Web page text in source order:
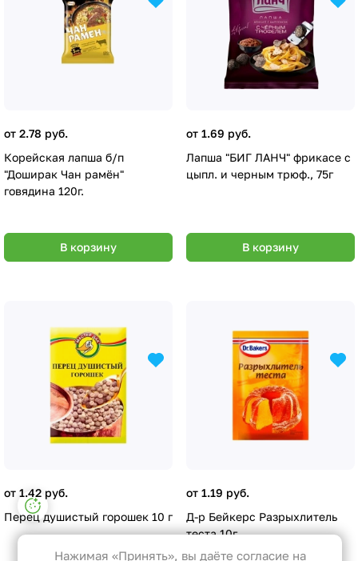
от 2.78 руб.
Корейская лапша б/п
"Доширак Чан рамён"
говядина 120г.
В корзину
от 1.69 руб.
Лапша "БИГ ЛАНЧ" фрикасе с
цыпл. и черным трюф., 75г
В корзину
от 1.42 руб.
Перец душистый горошек 10 г
от 1.19 руб.
Д-р Бейкерс Разрыхлитель
теста 10г
Настройки файлов cookie
Функциональные
Эти файлы необходимы для
Нажимая «Принять», вы даёте согласие на